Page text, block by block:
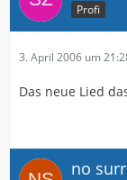
Profi
3. April 2006 um
Das neue Lied
no